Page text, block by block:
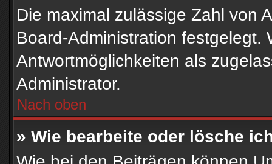
Die maximal zulässige Zahl von
Board-Administration festgelegt.
Antwortmöglichkeiten als
Administrator.
Nach oben
» Wie bearbeite oder lösche